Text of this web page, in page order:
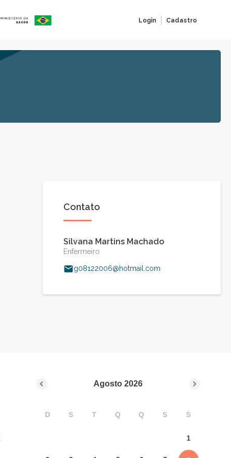
Login Cadastro
Contato
Silvana Martins Machado
Enfermeiro
g08122006@hotmail.com
Agosto 2026
D S T Q Q S S
1